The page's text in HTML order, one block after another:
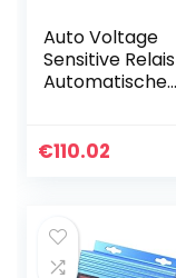
Auto Voltage
Sensitive Relais
Automatische
Isolator (VSR)
€110.02